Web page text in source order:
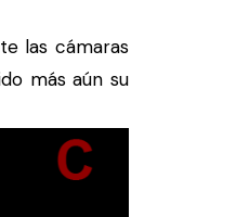
las cámaras
más aún su